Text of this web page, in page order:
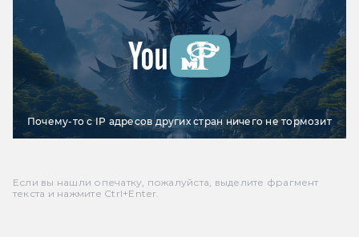
Почему-то с IP адресов других стран ничего не тормозит
Если вы нашли опечатку, пожалуйста, выделите фрагмент
текста и нажмите Ctrl+Enter.